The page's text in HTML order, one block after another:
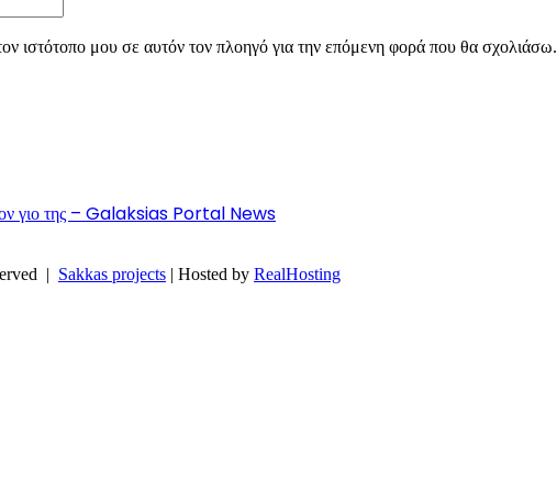
ιστότοπο μου σε αυτόν τον πλοηγό για την επόμενη φορά που θα σχολιάσω.
γιο της – Galaksias Portal News
| Sakkas projects | Hosted by RealHosting